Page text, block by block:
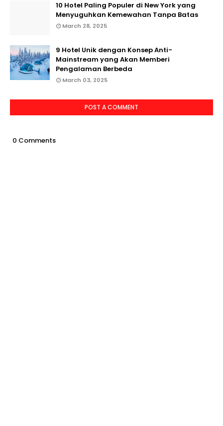
10 Hotel Paling Populer di New York yang
Menyuguhkan Kemewahan Tanpa Batas
March 28, 2025
9 Hotel Unik dengan Konsep Anti-
Mainstream yang Akan Memberi
Pengalaman Berbeda
March 03, 2025
POST A COMMENT
0 Comments